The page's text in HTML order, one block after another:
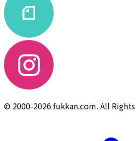
© 2000-2026 fukkan.com. All Rights